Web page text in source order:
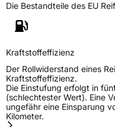
Generelle Merkmale
Fahrzeugtyp
VerwendungSommerreifen
ModellnameEcogreen 66
FahrzeugartPKW & SUV
Weitere Eigenschaften
Die Bestandteile des EU
Kraftstoffeffizienz
Der Rollwiderstand eines
Kraftstoffeffizienz.
Die Einstufung erfolgt in
(schlechtester Wert). Eine
ungefähr eine Einsparung
Kilometer.